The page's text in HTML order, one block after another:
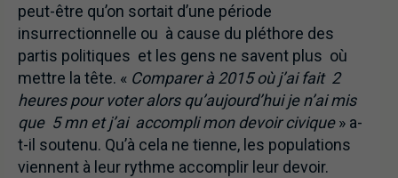
peut-être qu’on sortait d’une période
insurrectionnelle ou à cause du pléthore des
partis politiques et les gens ne savent plus où
mettre la tête. « Comparer à 2015 où j’ai fait 2
heures pour voter alors qu’aujourd’hui je n’ai mis
que 5 mn et j’ai accompli mon devoir civique» a-
t-il soutenu. Qu’à cela ne tienne, les populations
viennent à leur rythme accomplir leur devoir.